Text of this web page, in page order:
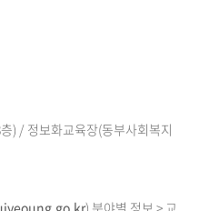
) / 정보화교육장(동부사회복지
) 분야별 정보 > 교